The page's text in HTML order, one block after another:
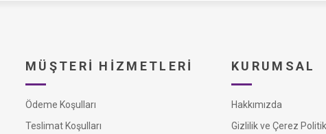
MÜŞTERI HIZMETLERI
Ödeme Koşulları
Teslimat Koşulları
KURUMSAL
Hakkımızda
Gizlilik ve Çerez